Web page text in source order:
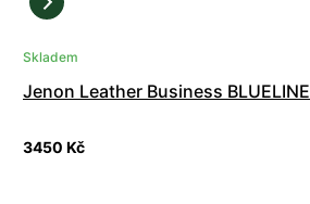
Skladem
Jenon Leather Business BLUELINE
3450 Kč